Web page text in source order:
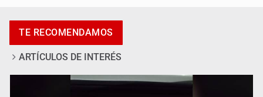
TE RECOMENDAMOS
ARTÍCULOS DE INTERÉS